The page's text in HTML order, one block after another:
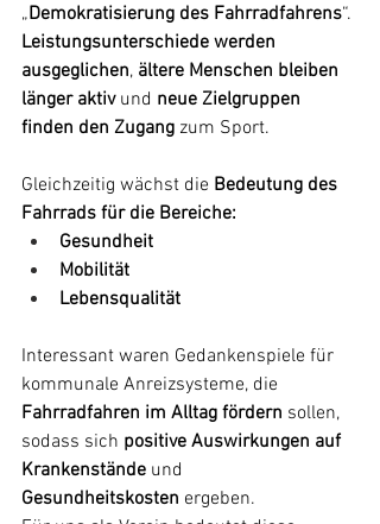
„Demokratisierung des Fahrradfahrens“.
Leistungsunterschiede werden
ausgeglichen, ältere Menschen bleiben
länger aktiv und neue Zielgruppen
finden den Zugang zum Sport.
Gleichzeitig wächst die Bedeutung des
Fahrrads für die Bereiche:
Gesundheit
Mobilität
Lebensqualität
Interessant waren Gedankenspiele für
kommunale Anreizsysteme, die
Fahrradfahren im Alltag fördern sollen,
sodass sich positive Auswirkungen auf
Krankenstände und
Gesundheitskosten ergeben.